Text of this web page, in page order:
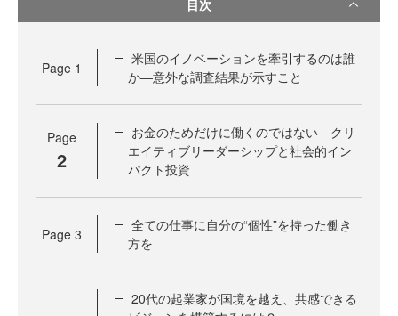
目次
Page 1
米国のイノベーションを牽引するのは誰
か―意外な調査結果が示すこと
Page
2
お金のためだけに働くのではない―クリ
エイティブリーダーシップと社会的イン
パクト投資
Page 3
全ての仕事に自分の“個性”を持った働き
方を
20代の起業家が国境を越え、共感できる